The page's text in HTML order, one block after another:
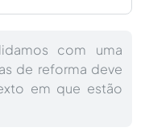
com uma
de reforma deve
em que estão